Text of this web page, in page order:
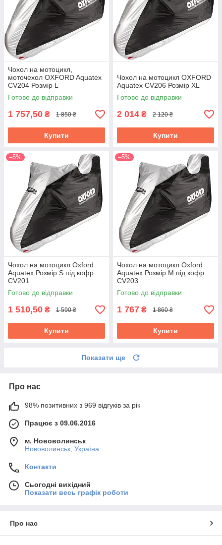
Чохол на мотоцикл,
моточехол OXFORD Aquatex
CV204 Розмір L
Готово до відправки
1 757,50 ₴ 1 850 ₴
Купити
Чохол на мотоцикл OXFORD
Aquatex CV206 Розмір XL
Готово до відправки
2 014 ₴ 2 120 ₴
Купити
–5%
Чохол на мотоцикл Oxford
Aquatex Розмір S під кофр
CV201
Готово до відправки
1 510,50 ₴ 1 590 ₴
Купити
–5%
Чохол на мотоцикл Oxford
Aquatex Розмір M під кофр
CV203
Готово до відправки
1 767 ₴ 1 860 ₴
Купити
Показати ще
Про нас
98% позитивних з 969 відгуків за рік
Працює з 09.06.2016
м. Нововолинськ
Нововолинськ, Україна
Контакти
Сьогодні вихідний
Показати весь графік роботи
Про нас